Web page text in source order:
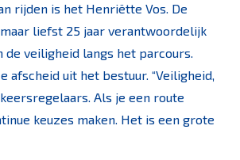
rijden is het Henriëtte Vos. De
liefst 25 jaar verantwoordelijk
de veiligheid langs het parcours.
afscheid uit het bestuur. “Veiligheid,
Als je een route
keuzes maken. Het is een grote